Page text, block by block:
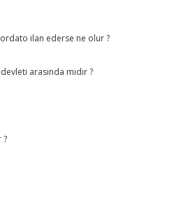
ilan ederse ne olur ?
arasında mıdır ?
?